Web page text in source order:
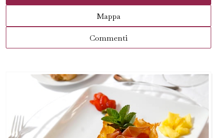
Mappa
Commenti